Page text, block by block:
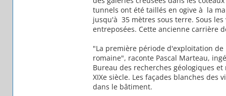
tunnels ont été taillés en ogive à la
jusqu'à 35 mètres sous terre. Sous
entreposées. Cette ancienne carrière
"La première période d'exploitation
romaine", raconte Pascal Marteau,
Bureau des recherches géologiques
XIXe siècle. Les façades blanches
dans le bâtiment.